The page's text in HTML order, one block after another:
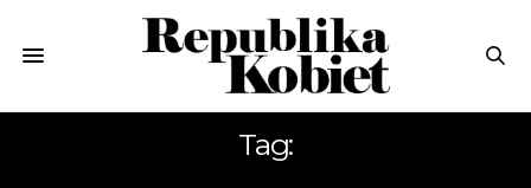
Tag: